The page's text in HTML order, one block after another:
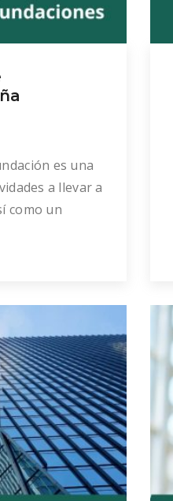
es una
a llevar a
como un